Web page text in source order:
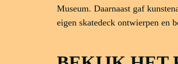
Museum. Daarnaast gaf
eigen skatedeck ontwierpen en